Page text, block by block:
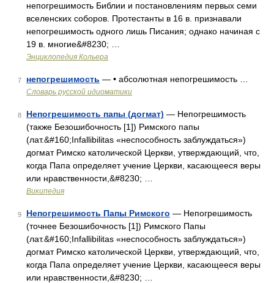
непогрешимость Библии и постановлениям первых семи
вселенских соборов. Протестанты в 16 в. признавали
непогрешимость одного лишь Писания; однако начиная с
19 в. многие&#8230; …
Энциклопедия Кольера
7 непогрешимость — • абсолютная непогрешимость …
Словарь русской идиоматики
8 Непогрешимость папы (догмат) — Непогрешимость
(также Безошибочность [1]) Римского папы
(лат.&#160;Infallibilitas «неспособность заблуждаться»)
догмат Римско католической Церкви, утверждающий, что,
когда Папа определяет учение Церкви, касающееся веры
или нравственности,&#8230; …
Википедия
9 Непогрешимость Папы Римского — Непогрешимость
(точнее Безошибочность [1]) Римского Папы
(лат.&#160;Infallibilitas «неспособность заблуждаться»)
догмат Римско католической Церкви, утверждающий, что,
когда Папа определяет учение Церкви, касающееся веры
или нравственности,&#8230; …